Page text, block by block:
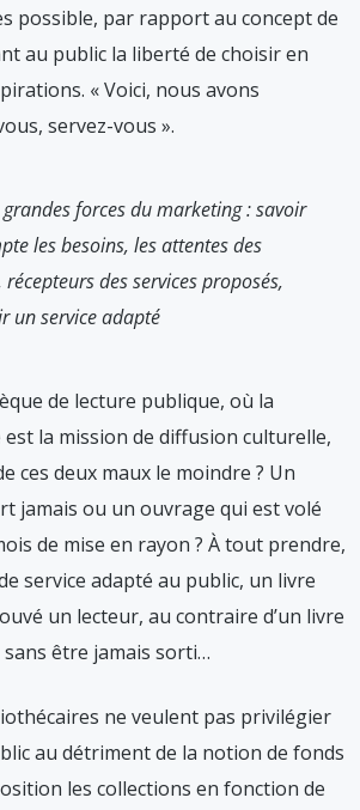
possible, par rapport au concept de
au public la liberté de choisir en
« Voici, nous avons
servez-vous ».
grandes forces du marketing : savoir
les besoins, les attentes des
des services proposés,
un service adapté
de lecture publique, où la
la mission de diffusion culturelle,
ces deux maux le moindre ? Un
jamais ou un ouvrage qui est volé
de mise en rayon ? À tout prendre,
service adapté au public, un livre
un lecteur, au contraire d’un livre
être jamais sorti…
ne veulent pas privilégier
au détriment de la notion de fonds
les collections en fonction de